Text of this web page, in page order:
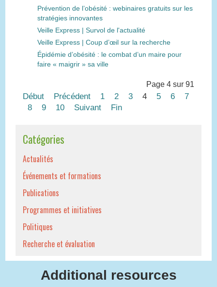
Prévention de l’obésité : webinaires gratuits sur les
stratégies innovantes
Veille Express | Survol de l'actualité
Veille Express | Coup d’œil sur la recherche
Épidémie d’obésité : le combat d’un maire pour
faire « maigrir » sa ville
Page 4 sur 91
Début Précédent 1 2 3 4 5 6
7
8
9 10 Suivant Fin
Catégories
Actualités
Événements et formations
Publications
Programmes et initiatives
Politiques
Recherche et évaluation
Additional resources